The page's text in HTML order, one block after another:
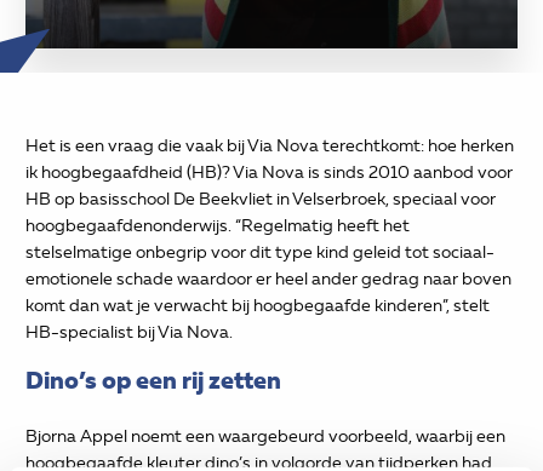
Het is een vraag die vaak bij Via Nova terechtkomt: hoe herken
ik hoogbegaafdheid (HB)? Via Nova is sinds 2010 aanbod voor
HB op basisschool De Beekvliet in Velserbroek, speciaal voor
hoogbegaafdenonderwijs. “Regelmatig heeft het
stelselmatige onbegrip voor dit type kind geleid tot sociaal-
emotionele schade waardoor er heel ander gedrag naar boven
komt dan wat je verwacht bij hoogbegaafde kinderen”, stelt
HB-specialist bij Via Nova.
Dino’s op een rij zetten
Bjorna Appel noemt een waargebeurd voorbeeld, waarbij een
hoogbegaafde kleuter dino’s in volgorde van tijdperken had